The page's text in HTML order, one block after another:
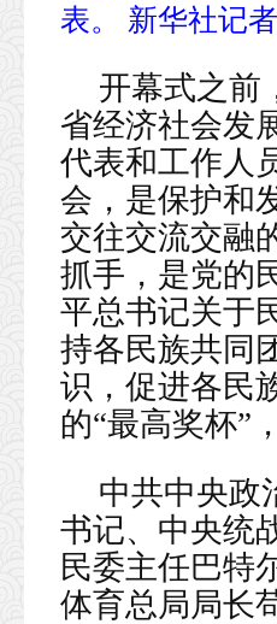
表。 新华社记
开幕式之前
省经济社会发
代表和工作人
会，是保护和
交往交流交融
抓手，是党的
平总书记关于
持各民族共同
识，促进各民
的“最高奖杯”
中共中央政
书记、中央统
民委主任巴特
体育总局局长